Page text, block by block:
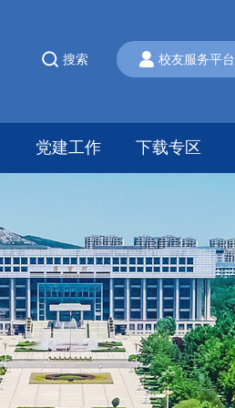
校友服务平台
搜索
党建工作 下载专区